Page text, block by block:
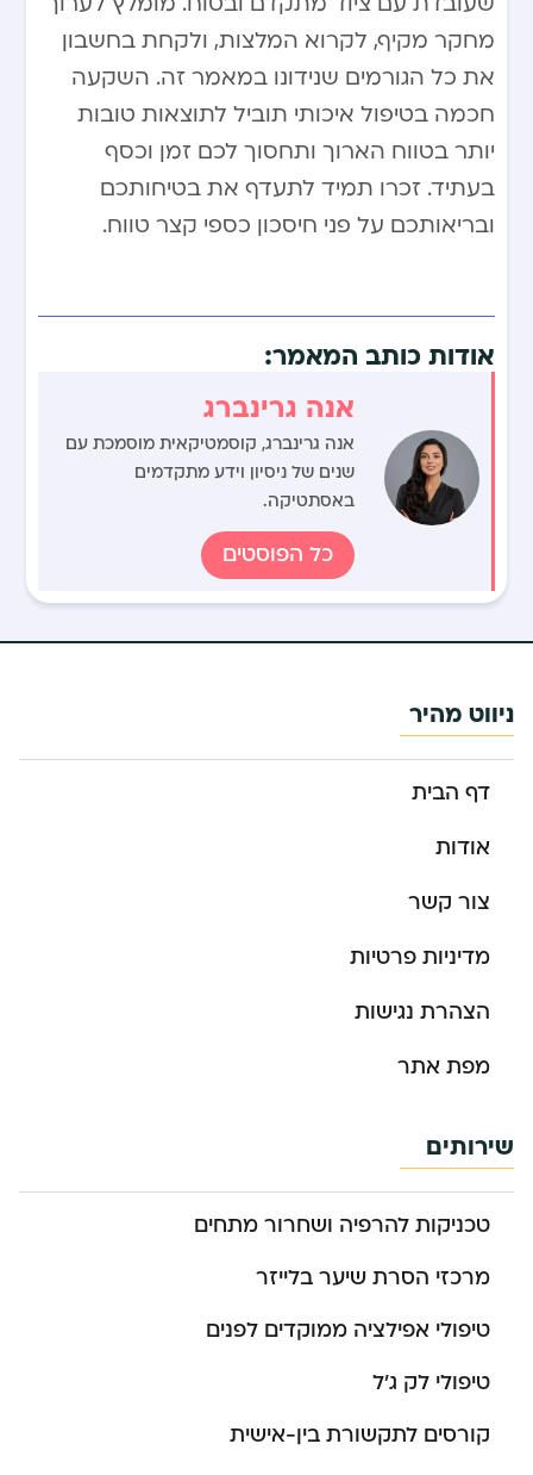
מחקר מקיף, לקרוא המלצות, ולקחת בחשבון
את כל הגורמים שנידונו במאמר זה. השקעה
חכמה בטיפול איכותי תוביל לתוצאות טובות
יותר בטווח הארוך ותחסוך לכם זמן וכסף
בעתיד. זכרו תמיד לתעדף את בטיחותכם
ובריאותכם על פני חיסכון כספי קצר טווח.
אודות כותב המאמר:
אנה גרינברג
אנה גרינברג, קוסמטיקאית מוסמכת עם
שנים של ניסיון וידע מתקדמים
באסתטיקה.
כל הפוסטים
ניווט מהיר
דף הבית
אודות
צור קשר
מדיניות פרטיות
הצהרת נגישות
מפת אתר
שירותים
טכניקות להרפיה ושחרור מתחים
מרכזי הסרת שיער בלייזר
טיפולי אפילציה ממוקדים לפנים
טיפולי לק ג’ל
קורסים לתקשורת בין-אישית